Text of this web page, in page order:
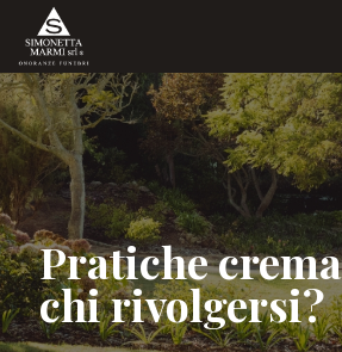
Pratiche
chi rivolgersi?